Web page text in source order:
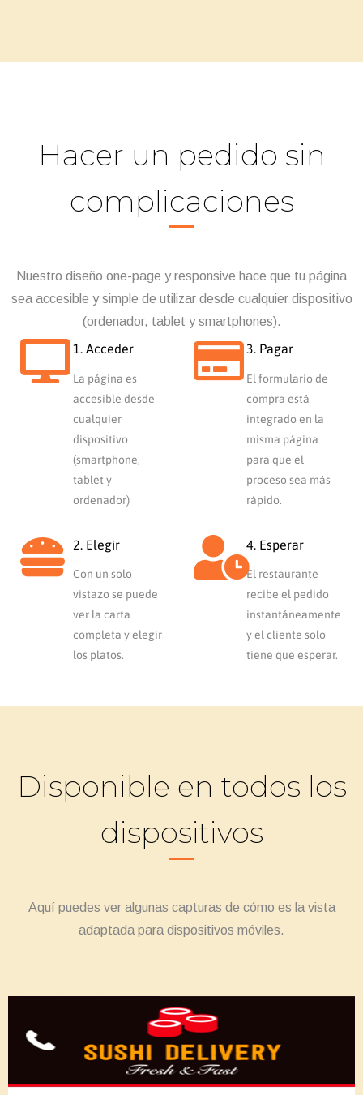
Hacer un pedido sin
complicaciones
Nuestro diseño one-page y responsive hace que tu página
sea accesible y simple de utilizar desde cualquier dispositivo
(ordenador, tablet y smartphones).
1. Acceder
La página es
accesible desde
cualquier
dispositivo
(smartphone,
tablet y
ordenador)
2. Elegir
Con un solo
vistazo se puede
ver la carta
completa y elegir
los platos.
3. Pagar
El formulario de
compra está
integrado en la
misma página
para que el
proceso sea más
rápido.
4. Esperar
El restaurante
recibe el pedido
instantáneamente
y el cliente solo
tiene que esperar.
Disponible en todos los
dispositivos
Aquí puedes ver algunas capturas de cómo es la vista
adaptada para dispositivos móviles.